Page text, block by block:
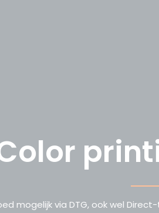
mogelijk via DTG, ook wel